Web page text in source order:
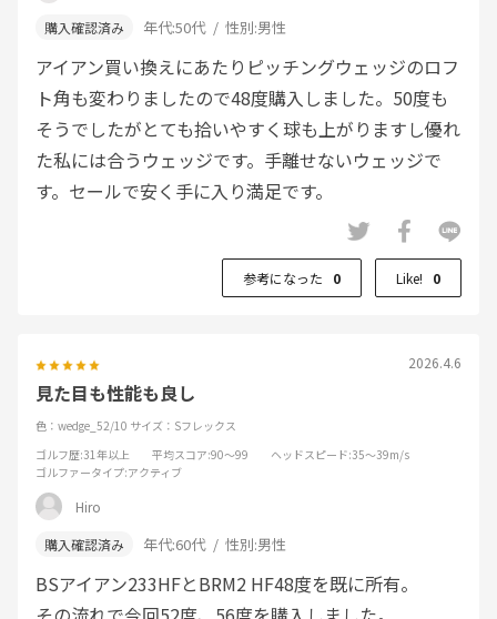
年代:50代 性別:男性
アイアン買い換えにあたりピッチングウェッジのロフ
ト角も変わりましたので48度購入しました。50度も
そうでしたがとても拾いやすく球も上がりますし優れ
た私には合うウェッジです。手離せないウェッジで
す。セールで安く手に入り満足です。
参考になった 0 Like! 0
2026.4.6
見た目も性能も良し
色：wedge_52/10 サイズ：Sフレックス
ゴルフ歴:31年以上 平均スコア:90～99 ヘッドスピード:35～39m/s
ゴルファータイプ:アクティブ
Hiro
年代:60代 性別:男性
BSアイアン233HFとBRM2 HF48度を既に所有。